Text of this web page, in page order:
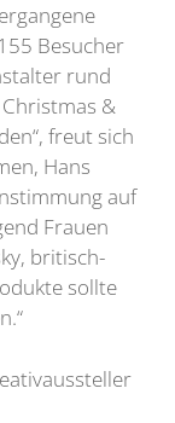
Besucher
rund
&
freut sich
Hans
auf
Frauen
britisch-
sollte